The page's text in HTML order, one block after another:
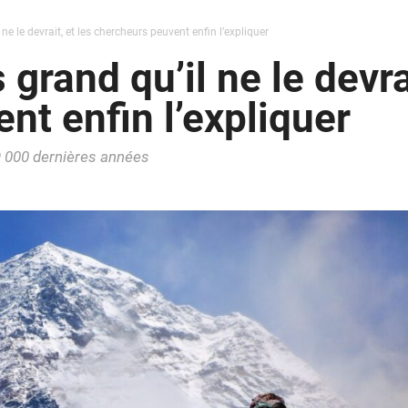
ne le devrait, et les chercheurs peuvent enfin l’expliquer
grand qu’il ne le
enfin l’expliquer
dernières années